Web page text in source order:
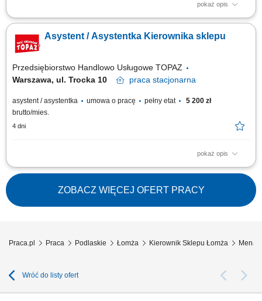
pokaż opis
Twój zakres obowiązków: Organizacja codziennej pracy zespołu i dbanie
dbanie o właściwą ekspozycję, świeżość asortymentu oraz realizację
wytycznych Działu Handlowego. Nadzór nad dokumentacją sklepową,
Asystent / Asystentka Kierownika sklepu
Przedsiębiorstwo Handlowo Usługowe TOPAZ
Warszawa, ul. Trocka 10
praca stacjonarna
asystent / asystentka umowa o pracę pełny etat
5 200 zł
brutto/mies.
4 dni
pokaż opis
Twoje główne zadania: współpraca z kadrą zarządzającą sklepu w
zakresie monitorowania obowiązujących standardów obsługi i jakości,
zadania związane z realizacją planów sprzedażowych przez sklep,
współpraca w zadaniach związanych z zamówieniami i właściwym
zatowarowaniem...
ZOBACZ WIĘCEJ OFERT PRACY
Praca.pl Praca Podlaskie Łomża Kierownik Sklepu Łomża
Wróć do listy ofert